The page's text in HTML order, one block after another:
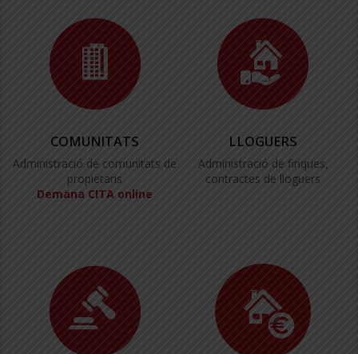
COMUNITATS
Administració de comunitats de
propietaris
Demana CITA online
LLOGUERS
Administració de finques,
contractes de lloguers